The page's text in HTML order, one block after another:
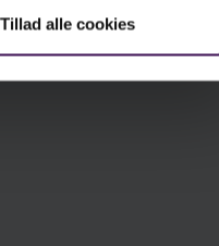
Tillad alle cookies